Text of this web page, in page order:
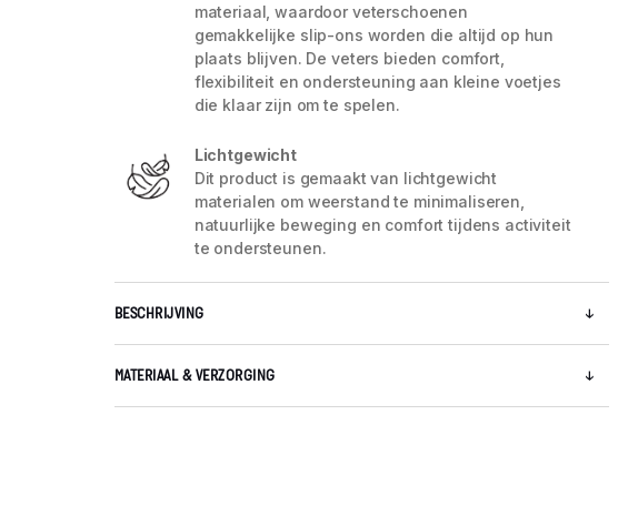
materiaal, waardoor veterschoenen
gemakkelijke slip-ons worden die altijd op hun
plaats blijven. De veters bieden comfort,
flexibiliteit en ondersteuning aan kleine voetjes
die klaar zijn om te spelen.
Lichtgewicht
Dit product is gemaakt van lichtgewicht
materialen om weerstand te minimaliseren,
natuurlijke beweging en comfort tijdens activiteit
te ondersteunen.
BESCHRIJVING
MATERIAAL & VERZORGING